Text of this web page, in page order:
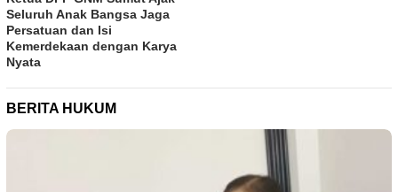
Seluruh Anak Bangsa Jaga
Persatuan dan Isi
Kemerdekaan dengan Karya
Nyata
BERITA HUKUM